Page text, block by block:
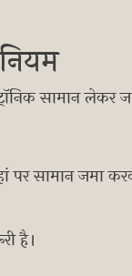
सामान लेकर
सामान जमा
है।